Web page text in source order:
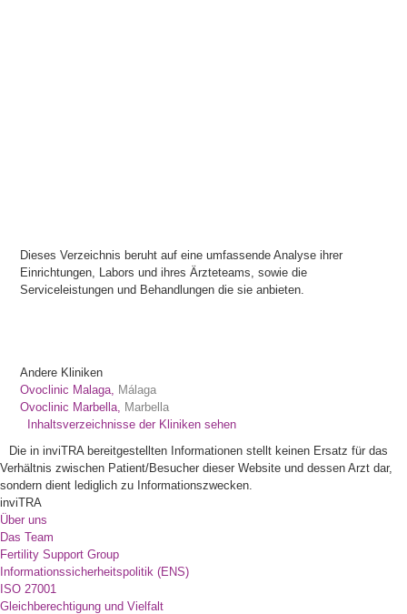
Dieses Verzeichnis beruht auf eine umfassende Analyse ihrer
Einrichtungen, Labors und ihres Ärzteteams, sowie die
Serviceleistungen und Behandlungen die sie anbieten.
Andere Kliniken
Ovoclinic Malaga, Málaga
Ovoclinic Marbella, Marbella
Inhaltsverzeichnisse der Kliniken sehen
Die in inviTRA bereitgestellten Informationen stellt keinen Ersatz für das
Verhältnis zwischen Patient/Besucher dieser Website und dessen Arzt dar,
sondern dient lediglich zu Informationszwecken.
inviTRA
Über uns
Das Team
Fertility Support Group
Informationssicherheitspolitik (ENS)
ISO 27001
Gleichberechtigung und Vielfalt